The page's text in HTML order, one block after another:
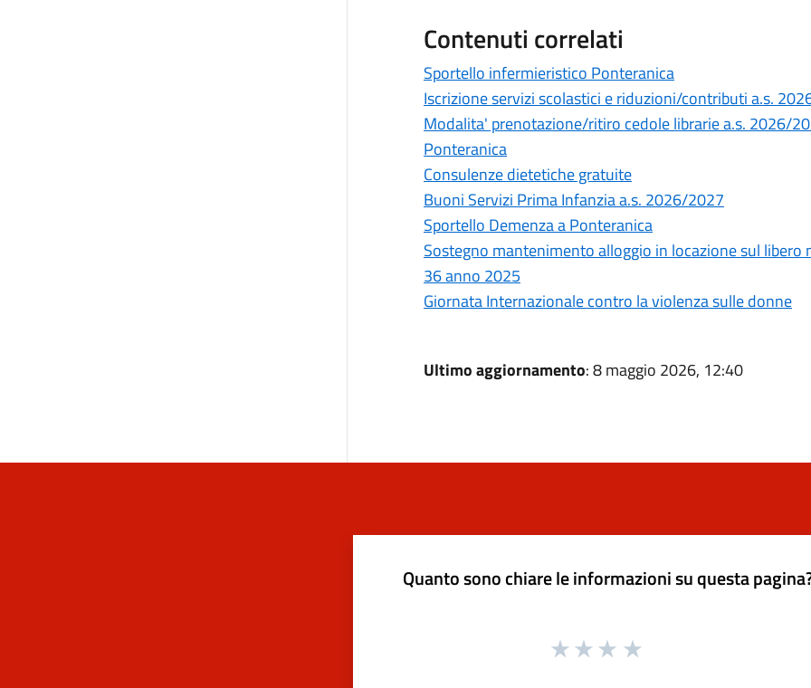
Contenuti correlati
Sportello infermieristico Ponteranica
Iscrizione servizi scolastici e riduzioni/contributi a.s.
Modalita' prenotazione/ritiro cedole librarie a.s. 2026/
Ponteranica
Consulenze dietetiche gratuite
Buoni Servizi Prima Infanzia a.s. 2026/2027
Sportello Demenza a Ponteranica
Sostegno mantenimento alloggio in locazione sul
36 anno 2025
Giornata Internazionale contro la violenza sulle donne
Ultimo aggiornamento: 8 maggio 2026, 12:40
Quanto sono chiare le informazioni su questa